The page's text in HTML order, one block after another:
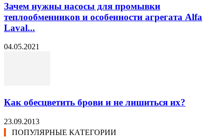
Зачем нужны насосы для промывки
теплообменников и особенности агрегата Alfa
Laval...
04.05.2021
Как обесцветить брови и не лишиться их?
23.09.2013
ПОПУЛЯРНЫЕ КАТЕГОРИИ